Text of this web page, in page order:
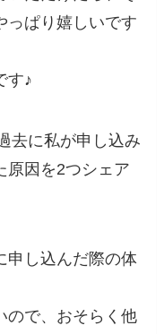
っぱり嬉しいです
す♪
去に私が申し込み
原因を2つシェア
申し込んだ際の体
ので、おそらく他